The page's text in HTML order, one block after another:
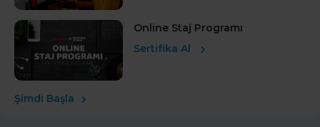
Online Staj Programı
Sertifika Al
Şimdi Başla